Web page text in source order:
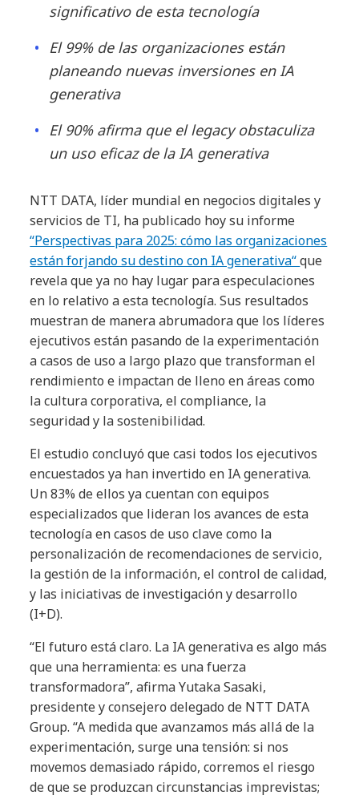
significativo de esta tecnología
El 99% de las organizaciones están
planeando nuevas inversiones en IA
generativa
El 90% afirma que el legacy obstaculiza
un uso eficaz de la IA generativa
NTT DATA, líder mundial en negocios digitales y
servicios de TI, ha publicado hoy su informe
“Perspectivas para 2025: cómo las organizaciones
están forjando su destino con IA generativa“que
revela que ya no hay lugar para especulaciones
en lo relativo a esta tecnología. Sus resultados
muestran de manera abrumadora que los líderes
ejecutivos están pasando de la experimentación
a casos de uso a largo plazo que transforman el
rendimiento e impactan de lleno en áreas como
la cultura corporativa, el compliance, la
seguridad y la sostenibilidad.
El estudio concluyó que casi todos los ejecutivos
encuestados ya han invertido en IA generativa.
Un 83% de ellos ya cuentan con equipos
especializados que lideran los avances de esta
tecnología en casos de uso clave como la
personalización de recomendaciones de servicio,
la gestión de la información, el control de calidad,
y las iniciativas de investigación y desarrollo
(I+D).
“El futuro está claro. La IA generativa es algo más
que una herramienta: es una fuerza
transformadora”, afirma Yutaka Sasaki,
presidente y consejero delegado de NTT DATA
Group. “A medida que avanzamos más allá de la
experimentación, surge una tensión: si nos
movemos demasiado rápido, corremos el riesgo
de que se produzcan circunstancias imprevistas;